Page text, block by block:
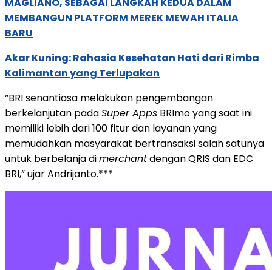
MEMBANGUN PLATFORM MEREK MEWAH ITALIA
BARU
Akar Kuning: Rahasia Kesehatan Hati dari Rimba
Kalimantan yang Terlupakan
“BRI senantiasa melakukan pengembangan
berkelanjutan padaSuper Apps BRImo yang saat ini
memiliki lebih dari 100 fitur dan layanan yang
memudahkan masyarakat bertransaksi salah satunya
untuk berbelanja dimerchantdengan QRIS dan EDC
BRI,” ujar Andrijanto.***